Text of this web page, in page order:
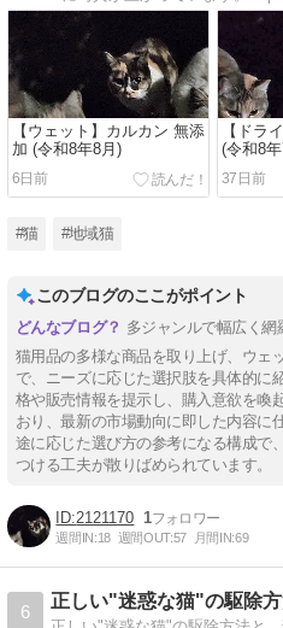
【ウェット】カルカン 無添
加 (令和8年8月)
6日前
【ドラ
(令和8
37日前
#猫 #地域猫
このブログのここがポイント
多ジャンルで幅広く網
猫用品の多様な商品を取り上げ、ウェ
で、ニーズに応じた選択肢を具体的に
格や販売情報を提示し、購入意欲を喚
おり、最新の市場動向に即した内容に
途に応じた選び方の参考になる構成で
つける工夫が散りばめられています。
2121170 1
週間IN:18 週間OUT:57 月間IN:69
6